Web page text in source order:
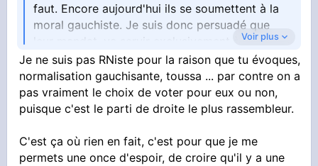
faut. Encore aujourd'hui ils se soumettent à la
moral gauchiste. Je suis donc persuadé que
leur mandat, va servir exclusivement à montrer
a la gauche a quel point ils sont pas aussi
méchant que la gauche le pense.
Je sais bien que le RN n'est pas responsable de
ou deux petit mandat dans cette république
scléroser, ne suffira pas à sauver le pays.
Voir plus
Je ne suis pas RNiste pour la raison que tu évoques,
normalisation gauchisante, toussa ... par contre on a
pas vraiment le choix de voter pour eux ou non,
puisque c'est le parti de droite le plus rassembleur.
C'est ça où rien en fait, c'est pour que je me
permets une once d'espoir, de croire qu'il y a une